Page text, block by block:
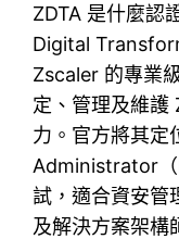
ZDTA 是什麼認
Digital
Zscaler 的專業
定、管理及維
力。官方將其
Administrator
試，適合資安管
及解決方案架構